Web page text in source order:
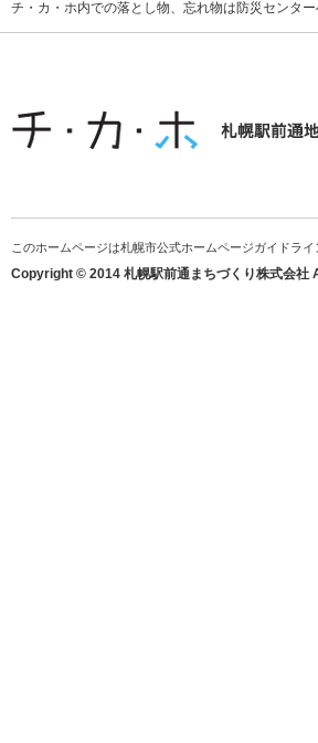
チ・カ・ホ内での落とし物、忘れ物は防災センタ
このホームページは札幌市公式ホームページガイドライ
Copyright © 2014 札幌駅前通まちづくり株式会